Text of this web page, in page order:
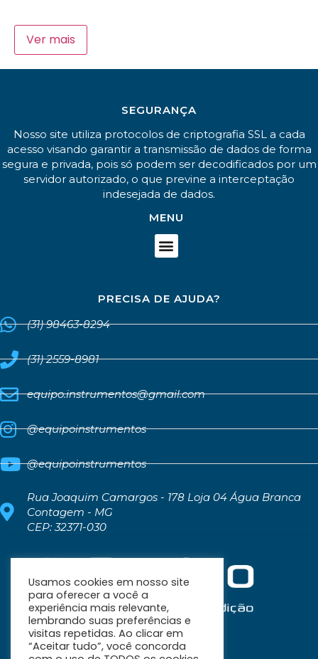
Ver mais
SEGURANÇA
Nosso site utiliza protocolos de criptografia SSL a cada
acesso visando garantir a transmissão de dados de forma
segura e privada, pois só podem ser decodificados por um
servidor autorizado, o que previne a interceptação
indesejada de dados.
MENU
PRECISA DE AJUDA?
(31) 98463-8294
(31) 2559-8981
equipo.instrumentos@gmail.com
@equipoinstrumentos
@equipoinstrumentos
Rua Joaquim Camargos - 178 Loja 04 Água Branca
Contagem - MG
CEP: 32371-030
Usamos cookies em nosso site
para oferecer a você a
experiência mais relevante,
lembrando suas preferências e
visitas repetidas. Ao clicar em
“Aceitar tudo”, você concorda